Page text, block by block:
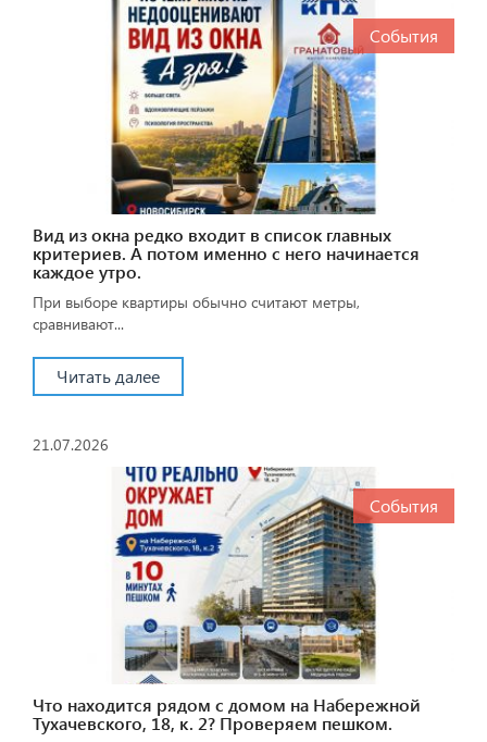
События
Вид из окна редко входит в список главных
критериев. А потом именно с него начинается
каждое утро.
При выборе квартиры обычно считают метры,
сравнивают...
Читать далее
21.07.2026
События
Что находится рядом с домом на Набережной
Тухачевского, 18, к. 2? Проверяем пешком.